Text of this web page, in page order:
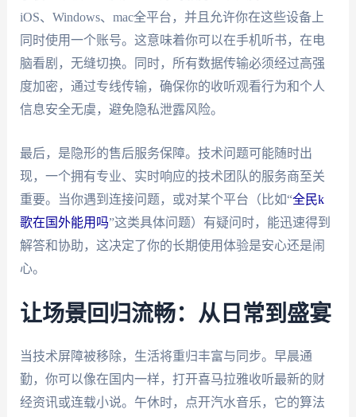
iOS、Windows、mac全平台，并且允许你在这些设备上
同时使用一个账号。这意味着你可以在手机听书，在电
脑看剧，无缝切换。同时，所有数据传输必须经过高强
度加密，通过专线传输，确保你的收听观看行为和个人
信息安全无虞，避免隐私泄露风险。
最后，是隐形的售后服务保障。技术问题可能随时出
现，一个拥有专业、实时响应的技术团队的服务商至关
重要。当你遇到连接问题，或对某个平台（比如“全民k
歌在国外能用吗”这类具体问题）有疑问时，能迅速得到
解答和协助，这决定了你的长期使用体验是安心还是闹
心。
让场景回归流畅：从日常到盛宴
当技术屏障被移除，生活将重归丰富与同步。早晨通
勤，你可以像在国内一样，打开喜马拉雅收听最新的财
经资讯或连载小说。午休时，点开汽水音乐，它的算法